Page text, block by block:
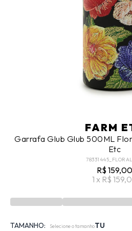
FARM
Garrafa Glub Glub 500ML
Etc
R$ 159,00
1 x R$
TAMANHO: Selecione o tamanhoTU